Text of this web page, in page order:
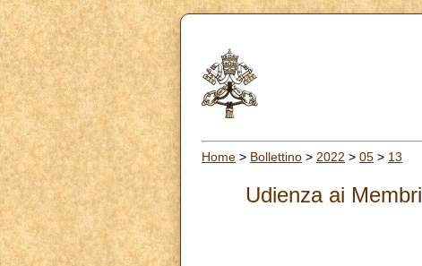
Home > Bollettino > 2022 > 05 > 13
Udienza ai